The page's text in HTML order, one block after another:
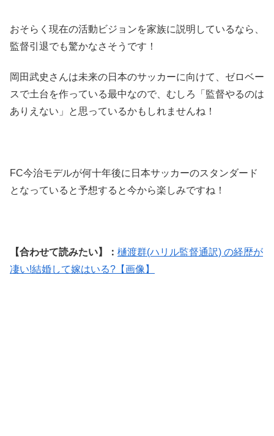
おそらく現在の活動ビジョンを家族に説明しているなら、
監督引退でも驚かなさそうです！
岡田武史さんは未来の日本のサッカーに向けて、ゼロベー
スで土台を作っている最中なので、むしろ「監督やるのは
ありえない」と思っているかもしれませんね！
FC今治モデルが何十年後に日本サッカーのスタンダード
となっていると予想すると今から楽しみですね！
【合わせて読みたい】： 樋渡群(ハリル監督通訳) の経歴が
凄い!結婚して嫁はいる?【画像】